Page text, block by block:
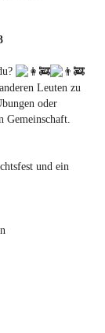
Leuten zu
oder
Gemeinschaft.
und ein